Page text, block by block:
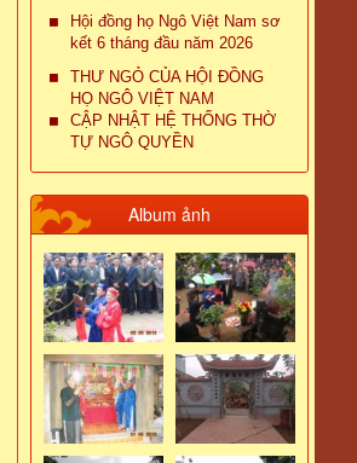
Hội đồng họ Ngô Việt Nam sơ
kết 6 tháng đầu năm 2026
THƯ NGỎ CỦA HỘI ĐỒNG
HỌ NGÔ VIỆT NAM
CẬP NHẬT HỆ THỐNG THỜ
TỰ NGÔ QUYỀN
Album ảnh